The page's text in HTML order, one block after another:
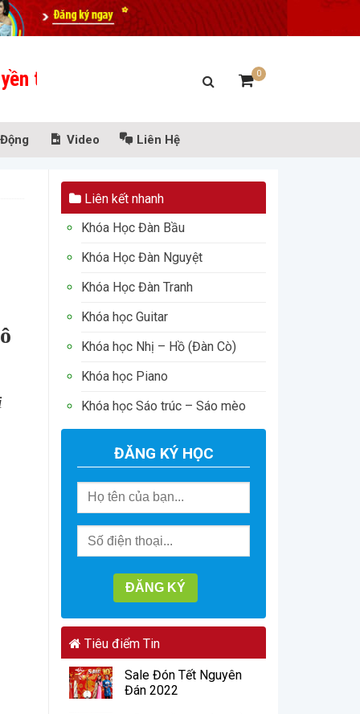
Thăng Long - Nếu bạn nhìn đủ sâu,
0
Video Liên Hệ
Liên kết nhanh
Khóa Học Đàn Bầu
Khóa Học Đàn Nguyệt
Khóa Học Đàn Tranh
Khóa học Guitar
Khóa học Nhị – Hồ (Đàn Cò)
Khóa học Piano
Khóa học Sáo trúc – Sáo mèo
ĐĂNG KÝ HỌC
Tiêu điểm Tin
Sale Đón Tết Nguyên
Đán 2022